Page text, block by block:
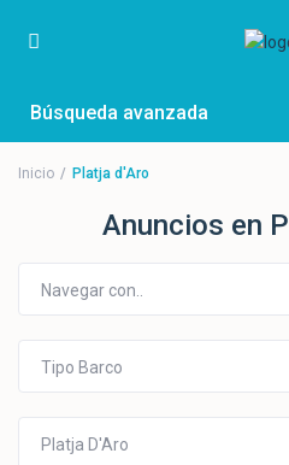
Búsqueda avanzada
Inicio Platja d'Aro
Anuncios en
Navegar con..
Tipo Barco
Platja D'Aro